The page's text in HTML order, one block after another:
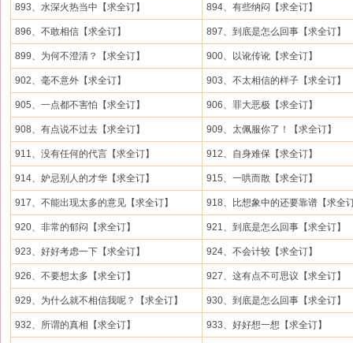
893、水深火热当中【求全订】 894、有些纳闷【求全订】
896、不敢相信【求全订】 897、到底是怎么回事【求全订】
899、为何不澄清？【求全订】 900、以讹传讹【求全订】
902、毫不意外【求全订】 903、不太相信的样子【求全订】
905、一点都不害怕【求全订】 906、罪大恶极【求全订】
908、有点说不过去【求全订】 909、太佩服你了！【求全订】
911、没有任何的代言【求全订】 912、自身难保【求全订】
914、妒忌别人的才华【求全订】 915、一哄而散【求全订】
917、不能出现太多的意见【求全订】 918、比想象中的还要靠谱【求全
920、非常的郁闷【求全订】 921、到底是怎么回事【求全订】
923、好好考虑一下【求全订】 924、不会计较【求全订】
926、不要想太多【求全订】 927、这有点不可思议【求全订】
929、为什么就不相信我呢？【求全订】 930、到底是怎么回事【求全订】
932、所谓的真相【求全订】 933、好好想一想【求全订】